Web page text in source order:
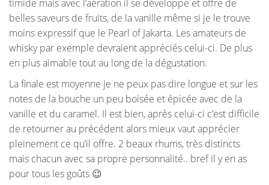
timide mais avec l’aération il se développe et offre de
belles saveurs de fruits, de la vanille même si je le trouve
moins expressif que le Pearl of Jakarta. Les amateurs de
whisky par exemple devraient appréciés celui-ci. De plus
en plus aimable tout au long de la dégustation.
La finale est moyenne je ne peux pas dire longue et sur les
notes de la bouche un peu boisée et épicée avec de la
vanille et du caramel. Il est bien, après celui-ci c’est difficile
de retourner au précédent alors mieux vaut apprécier
pleinement ce qu’il offre. 2 beaux rhums, très distincts
mais chacun avec sa propre personnalité.. bref il y en as
pour tous les goûts 😉